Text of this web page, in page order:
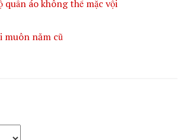
quần áo không thể mặc vội
muôn năm cũ